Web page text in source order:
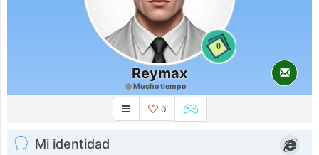
0
Reymax
Mucho tiempo
0
Mi identidad